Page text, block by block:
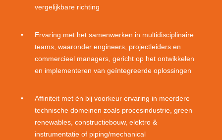
vergelijkbare richting
Ervaring met het samenwerken in multidisciplinaire
teams, waaronder engineers, projectleiders en
commercieel managers, gericht op het ontwikkelen
en implementeren van geïntegreerde oplossingen
Affiniteit met én bij voorkeur ervaring in meerdere
technische domeinen zoals procesindustrie, green
renewables, constructiebouw, elektro &
instrumentatie of piping/mechanical